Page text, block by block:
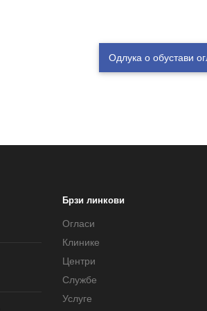
Одлука о обустави
Брзи линкови
Огласи
Клинике
Центри
Службе
Услуге